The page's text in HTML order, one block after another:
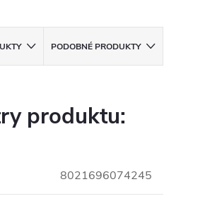
PODOBNÉ PRODUKTY
produktu:
8021696074245